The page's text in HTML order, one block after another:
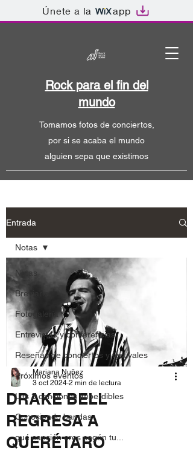
Únete a la app
Tomamos fotos de conciertos,
por si se acaba el mundo
alguien sepa que existimos
Rock para el fin del
mundo
Entrada
Notas
Breviario
Fotogalería
Entrevistas y conferencias
Reseñas de conciertos y festivales
Próximos eventos
Las 3 canciones imperdibles
Conociendo bandas
qué canción eres según tu...
Notas
DRAKE BELL
REGRESA A
QUERÉTARO
Mariana Nuñez
3 oct 2024 2 min de lectura